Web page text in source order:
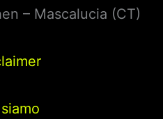
– Mascalucia (CT)